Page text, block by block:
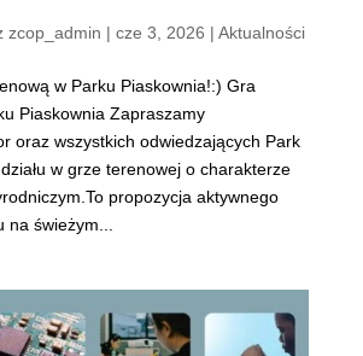
zcop_admin | cze 3, 2026 | Aktualności
w Parku Piaskownia!:) Gra
Piaskownia Zapraszamy
oraz wszystkich odwiedzających Park
w grze terenowej o charakterze
propozycja aktywnego
świeżym...